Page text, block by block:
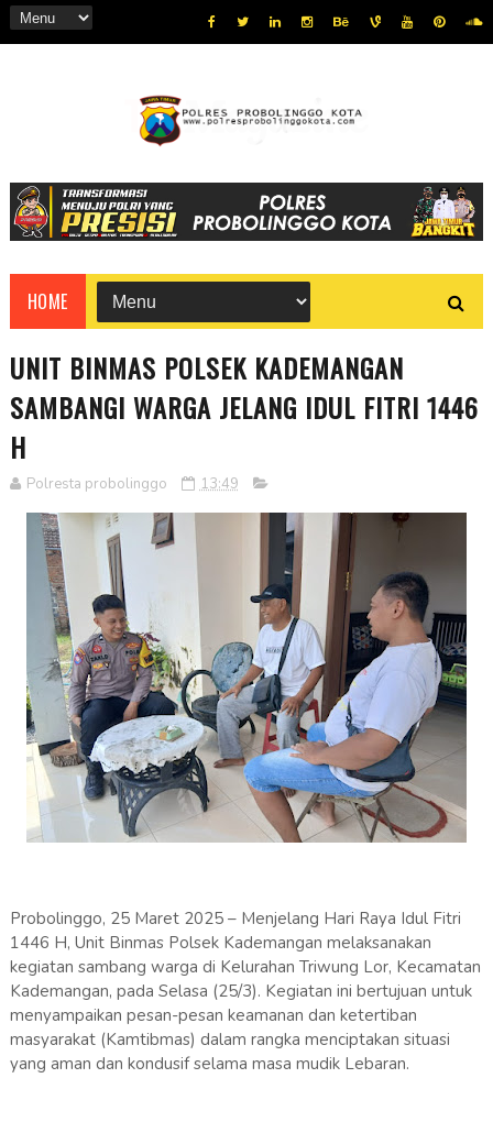
HOME
UNIT BINMAS POLSEK KADEMANGAN
SAMBANGI WARGA JELANG IDUL FITRI 1446
H
Polresta probolinggo 13:49
Probolinggo, 25 Maret 2025 – Menjelang Hari Raya Idul Fitri
1446 H, Unit Binmas Polsek Kademangan melaksanakan
kegiatan sambang warga di Kelurahan Triwung Lor, Kecamatan
Kademangan, pada Selasa (25/3). Kegiatan ini bertujuan untuk
menyampaikan pesan-pesan keamanan dan ketertiban
masyarakat (Kamtibmas) dalam rangka menciptakan situasi
yang aman dan kondusif selama masa mudik Lebaran.